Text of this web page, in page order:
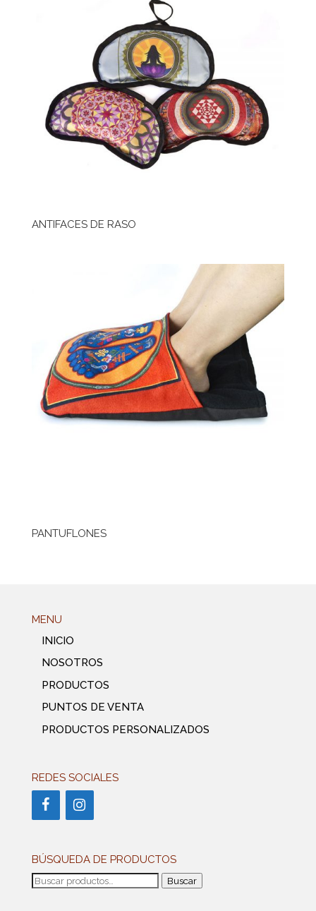
ANTIFACES DE RASO
PANTUFLONES
MENU
INICIO
NOSOTROS
PRODUCTOS
PUNTOS DE VENTA
PRODUCTOS PERSONALIZADOS
REDES SOCIALES
BÚSQUEDA DE PRODUCTOS
Buscar
Buscar